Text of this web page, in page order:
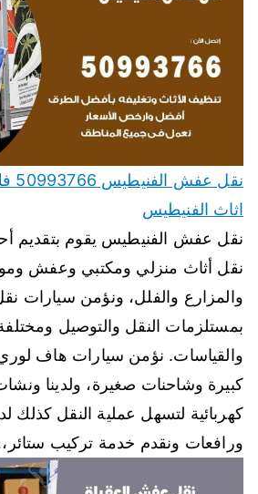
اثاث الفنيطيس
نقل عفش الفنيطيس يقوم بتقديم
نقل أثاث منزلي ومكتبي وعفش
والمزارع والفلل، ونؤمن سيارات
بمستلزمات النقل والتوصيل
والقياسات. نؤمن سيارات هاف
كبيرة وشاحنات صغيرة، ولدينا
كهربائية لتسهل عملية النقل كذلك
ورافعات ونقدم خدمة تركيب